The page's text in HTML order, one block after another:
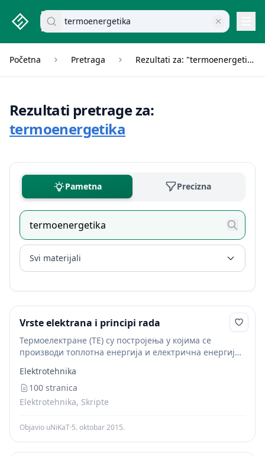
studenti.rs home page
Pretraži dokumente
Početna Pretraga Rezultati za: "termoenergetika"
Rezultati pretrage za:
termoenergetika
Pametna Precizna
Svi materijali
Vrste elektrana i principi rada
Термоелектране (ТЕ) су постројења у којима се
производи топлотна енергија и електрична енергија.
Elektrotehnika
100 stranica
Elektrotehnika, Skripte
Objavio uNiKaT·5. oktobar 2015.